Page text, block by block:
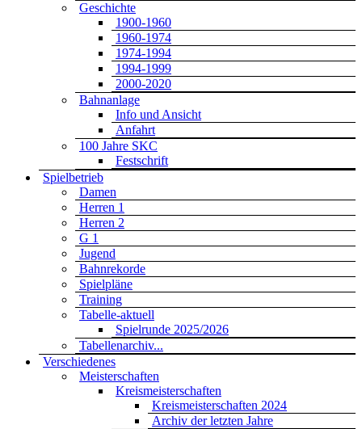
Geschichte
1900-1960
1960-1974
1974-1994
1994-1999
2000-2020
Bahnanlage
Info und Ansicht
Anfahrt
100 Jahre SKC
Festschrift
Spielbetrieb
Damen
Herren 1
Herren 2
G 1
Jugend
Bahnrekorde
Spielpläne
Training
Tabelle-aktuell
Spielrunde 2025/2026
Tabellenarchiv...
Verschiedenes
Meisterschaften
Kreismeisterschaften
Kreismeisterschaften 2024
Archiv der letzten Jahre